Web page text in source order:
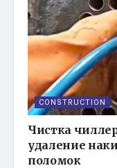
CONSTRUCTION
Чистка
удаление
поломок